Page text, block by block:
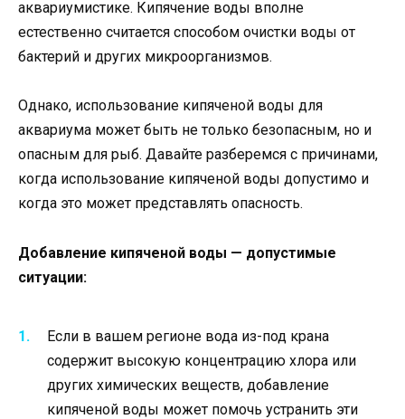
аквариумистике. Кипячение воды вполне
естественно считается способом очистки воды от
бактерий и других микроорганизмов.
Однако, использование кипяченой воды для
аквариума может быть не только безопасным, но и
опасным для рыб. Давайте разберемся с причинами,
когда использование кипяченой воды допустимо и
когда это может представлять опасность.
Добавление кипяченой воды — допустимые
ситуации:
Если в вашем регионе вода из-под крана
содержит высокую концентрацию хлора или
других химических веществ, добавление
кипяченой воды может помочь устранить эти